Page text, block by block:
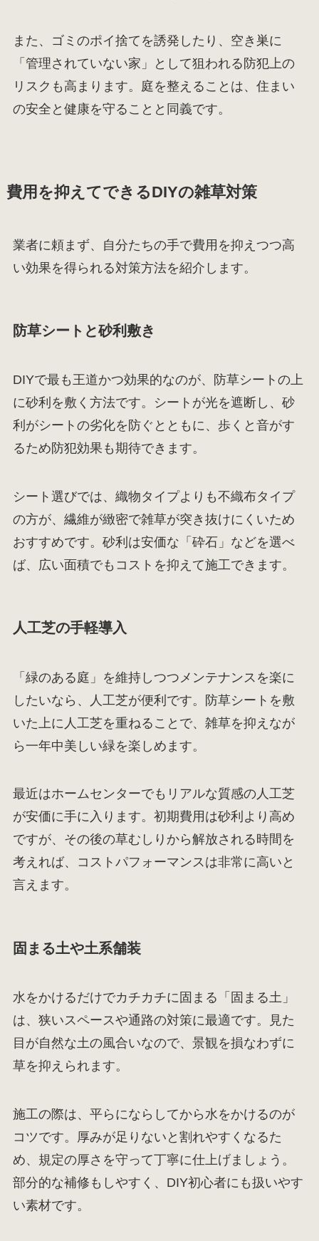
また、ゴミのポイ捨てを誘発したり、空き巣に
「管理されていない家」として狙われる防犯上の
リスクも高まります。庭を整えることは、住まい
の安全と健康を守ることと同義です。
費用を抑えてできるDIYの雑草対策
業者に頼まず、自分たちの手で費用を抑えつつ高
い効果を得られる対策方法を紹介します。
防草シートと砂利敷き
DIYで最も王道かつ効果的なのが、防草シートの上
に砂利を敷く方法です。シートが光を遮断し、砂
利がシートの劣化を防ぐとともに、歩くと音がす
るため防犯効果も期待できます。
シート選びでは、織物タイプよりも不織布タイプ
の方が、繊維が緻密で雑草が突き抜けにくいため
おすすめです。砂利は安価な「砕石」などを選べ
ば、広い面積でもコストを抑えて施工できます。
人工芝の手軽導入
「緑のある庭」を維持しつつメンテナンスを楽に
したいなら、人工芝が便利です。防草シートを敷
いた上に人工芝を重ねることで、雑草を抑えなが
ら一年中美しい緑を楽しめます。
最近はホームセンターでもリアルな質感の人工芝
が安価に手に入ります。初期費用は砂利より高め
ですが、その後の草むしりから解放される時間を
考えれば、コストパフォーマンスは非常に高いと
言えます。
固まる土や土系舗装
水をかけるだけでカチカチに固まる「固まる土」
は、狭いスペースや通路の対策に最適です。見た
目が自然な土の風合いなので、景観を損なわずに
草を抑えられます。
施工の際は、平らにならしてから水をかけるのが
コツです。厚みが足りないと割れやすくなるた
め、規定の厚さを守って丁寧に仕上げましょう。
部分的な補修もしやすく、DIY初心者にも扱いやす
い素材です。